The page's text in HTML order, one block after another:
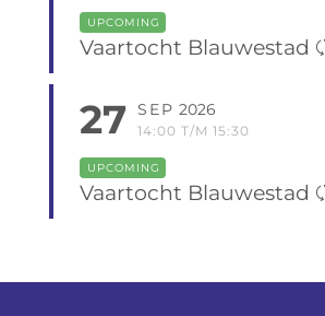
UPCOMING
Vaartocht Blauwestad
27 SEP 2026
14:00 T/M 15:30
UPCOMING
Vaartocht Blauwestad